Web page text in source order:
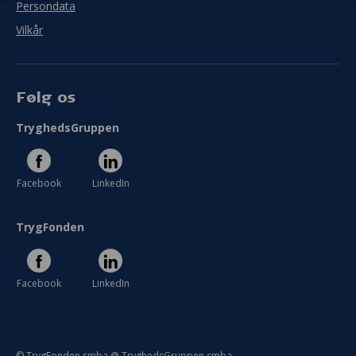
I meget ringe grad
Se hele evaluering
Persondata
Vilkår
Følg os
TryghedsGruppen
Facebook LinkedIn
TrygFonden
Facebook LinkedIn